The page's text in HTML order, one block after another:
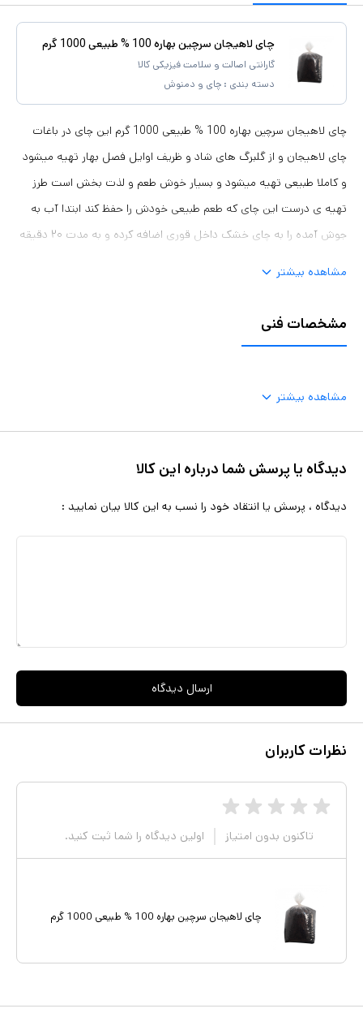
چای لاهیجان سرچین بهاره 100 % طبیعی 1000 گرم
گارانتی اصالت و سلامت فیزیکی کالا
دسته بندی : چای و دمنوش
چای لاهیجان سرچین بهاره 100 % طبیعی 1000 گرم این چای در باغات
چای لاهیجان و از گلبرگ های شاد و ظریف اوایل فصل بهار تهیه میشود
و کاملا طبیعی تهیه میشود و بسیار خوش طعم و لذت بخش است طرز
تهیه ی درست این چای که طعم طبیعی خودش را حفظ کند ابتدا آب به
جوش آمده را به چای خشک داخل قوری اضافه کرده و به مدت ۲۰ دقیقه
مشاهده بیشتر
مشخصات فنی
مشاهده بیشتر
دیدگاه یا پرسش شما درباره این کالا
دیدگاه ، پرسش یا انتقاد خود را نسب به این کالا بیان نمایید :
ارسال دیدگاه
نظرات کاربران
تاکنون بدون امتیاز اولین دیدگاه را شما ثبت کنید.
چای لاهیجان سرچین بهاره 100 % طبیعی 1000 گرم